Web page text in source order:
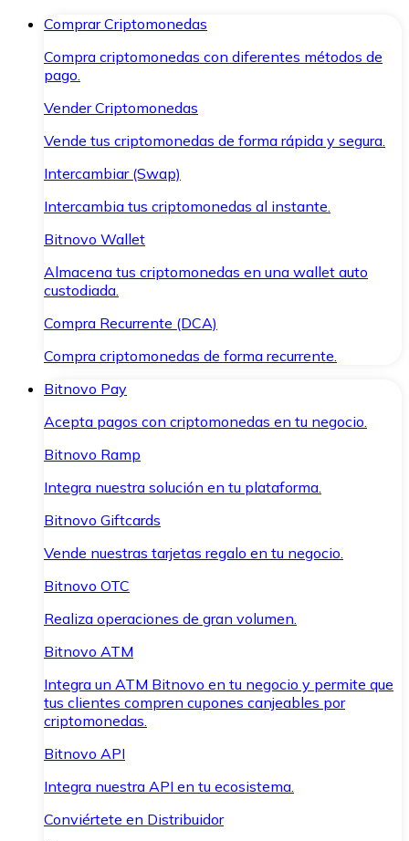
Comprar Criptomonedas
Compra criptomonedas con diferentes métodos de
pago.
Vender Criptomonedas
Vende tus criptomonedas de forma rápida y segura.
Intercambiar (Swap)
Intercambia tus criptomonedas al instante.
Bitnovo Wallet
Almacena tus criptomonedas en una wallet auto
custodiada.
Compra Recurrente (DCA)
Compra criptomonedas de forma recurrente.
Bitnovo Pay
Acepta pagos con criptomonedas en tu negocio.
Bitnovo Ramp
Integra nuestra solución en tu plataforma.
Bitnovo Giftcards
Vende nuestras tarjetas regalo en tu negocio.
Bitnovo OTC
Realiza operaciones de gran volumen.
Bitnovo ATM
Integra un ATM Bitnovo en tu negocio y permite que
tus clientes compren cupones canjeables por
criptomonedas.
Bitnovo API
Integra nuestra API en tu ecosistema.
Conviértete en Distribuidor